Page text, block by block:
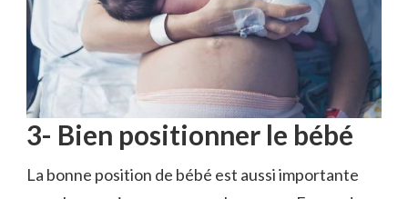
3- Bien positionner le bébé
La bonne position de bébé est aussi importante